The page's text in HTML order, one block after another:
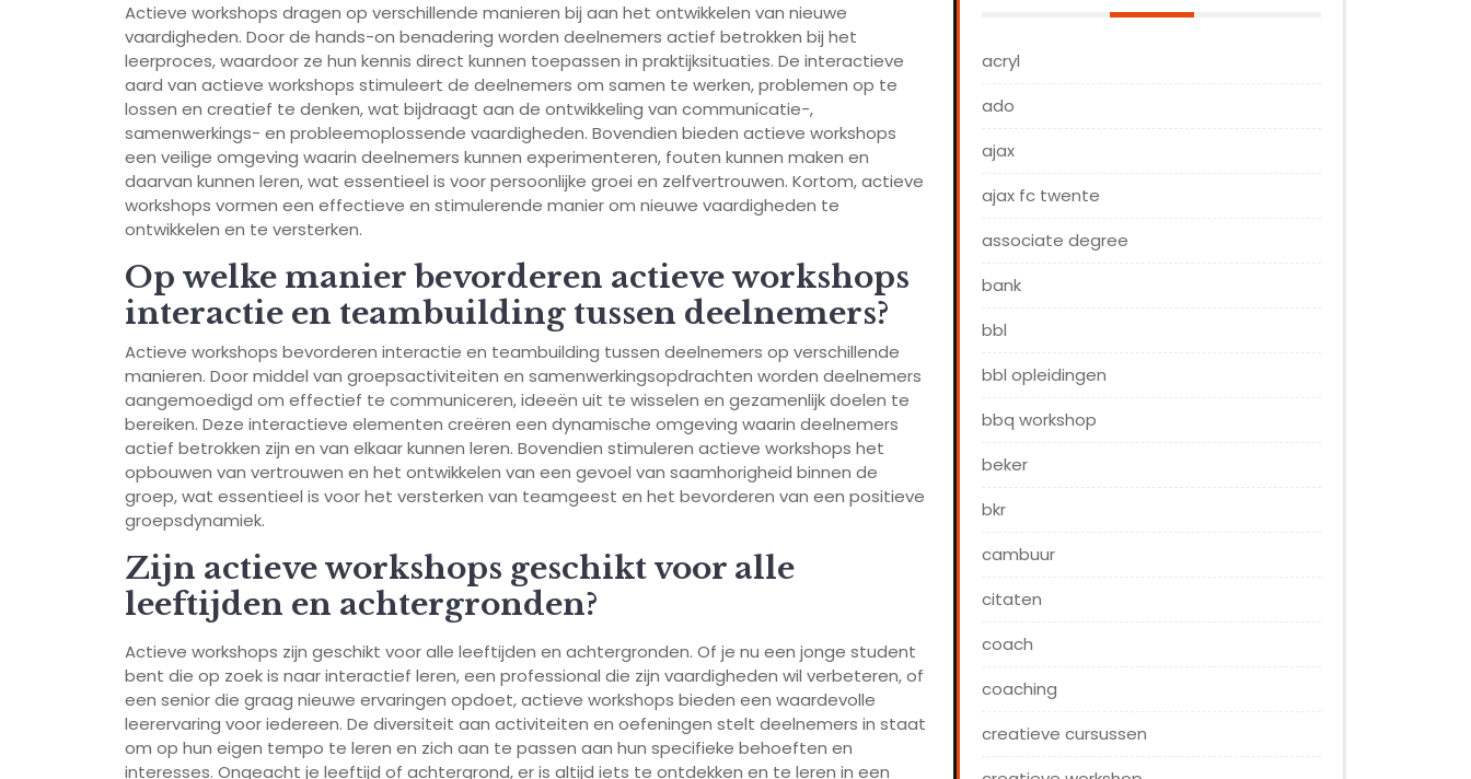
Actieve workshops dragen op verschillende manieren bij aan het ontwikkelen van nieuwe
vaardigheden. Door de hands-on benadering worden deelnemers actief betrokken bij het
leerproces, waardoor ze hun kennis direct kunnen toepassen in praktijksituaties. De interactieve
aard van actieve workshops stimuleert de deelnemers om samen te werken, problemen op te
lossen en creatief te denken, wat bijdraagt aan de ontwikkeling van communicatie-,
samenwerkings- en probleemoplossende vaardigheden. Bovendien bieden actieve workshops
een veilige omgeving waarin deelnemers kunnen experimenteren, fouten kunnen maken en
daarvan kunnen leren, wat essentieel is voor persoonlijke groei en zelfvertrouwen. Kortom, actieve
workshops vormen een effectieve en stimulerende manier om nieuwe vaardigheden te
ontwikkelen en te versterken.
Op welke manier bevorderen actieve workshops
interactie en teambuilding tussen deelnemers?
Actieve workshops bevorderen interactie en teambuilding tussen deelnemers op verschillende
manieren. Door middel van groepsactiviteiten en samenwerkingsopdrachten worden deelnemers
aangemoedigd om effectief te communiceren, ideeën uit te wisselen en gezamenlijk doelen te
bereiken. Deze interactieve elementen creëren een dynamische omgeving waarin deelnemers
actief betrokken zijn en van elkaar kunnen leren. Bovendien stimuleren actieve workshops het
opbouwen van vertrouwen en het ontwikkelen van een gevoel van saamhorigheid binnen de
groep, wat essentieel is voor het versterken van teamgeest en het bevorderen van een positieve
groepsdynamiek.
Zijn actieve workshops geschikt voor alle
leeftijden en achtergronden?
Actieve workshops zijn geschikt voor alle leeftijden en achtergronden. Of je nu een jonge student
bent die op zoek is naar interactief leren, een professional die zijn vaardigheden wil verbeteren, of
een senior die graag nieuwe ervaringen opdoet, actieve workshops bieden een waardevolle
leerervaring voor iedereen. De diversiteit aan activiteiten en oefeningen stelt deelnemers in staat
om op hun eigen tempo te leren en zich aan te passen aan hun specifieke behoeften en
interesses. Ongeacht je leeftijd of achtergrond, er is altijd iets te ontdekken en te leren in een
acryl
ado
ajax
ajax fc twente
associate degree
bank
bbl
bbl opleidingen
bbq workshop
beker
bkr
cambuur
citaten
coach
coaching
creatieve cursussen